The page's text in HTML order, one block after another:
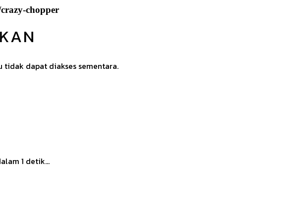
chopper
dapat diakses sementara.
1 detik...